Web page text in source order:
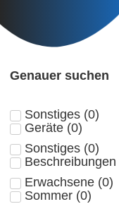
Genauer suchen
Sonstiges (0)
Geräte (0)
Sonstiges (0)
Beschreibungen
Erwachsene (0)
Sommer (0)